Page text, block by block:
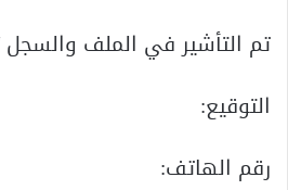
تم التأشير في الملف
التوقيع:
رقم الهاتف: